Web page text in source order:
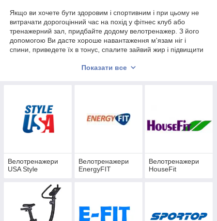
Якщо ви хочете бути здоровим і спортивним і при цьому не
витрачати дорогоцінний час на похід у фітнес клуб або
тренажерний зал, придбайте додому велотренажер. З його
допомогою Ви дасте хороше навантаження м'язам ніг і
спини, приведете їх в тонус, спалите зайвий жир і підвищити
кардіостимулятором. Регулярні заняття на ньому знижують
і переглядати робочі документи або читати книгу.
Інтернет магазин ProSport пропонує велотренажери від
світових лідерів домашнього спортивного обладнання
Показати все
Велотренажери
USA Style
Велотренажери
EnergyFIT
Велотренажери
HouseFit